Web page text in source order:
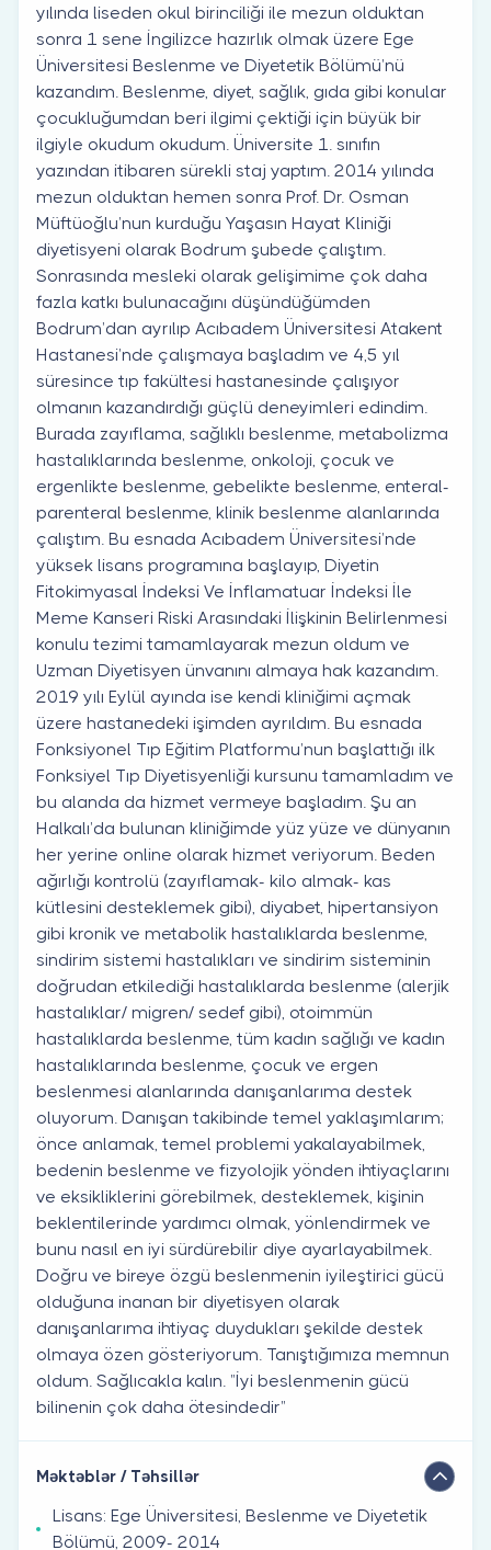
yılında liseden okul birinciliği ile mezun olduktan
sonra 1 sene İngilizce hazırlık olmak üzere Ege
Üniversitesi Beslenme ve Diyetetik Bölümü’nü
kazandım. Beslenme, diyet, sağlık, gıda gibi konular
çocukluğumdan beri ilgimi çektiği için büyük bir
ilgiyle okudum okudum. Üniversite 1. sınıfın
yazından itibaren sürekli staj yaptım. 2014 yılında
mezun olduktan hemen sonra Prof. Dr. Osman
Müftüoğlu’nun kurduğu Yaşasın Hayat Kliniği
diyetisyeni olarak Bodrum şubede çalıştım.
Sonrasında mesleki olarak gelişimime çok daha
fazla katkı bulunacağını düşündüğümden
Bodrum’dan ayrılıp Acıbadem Üniversitesi Atakent
Hastanesi’nde çalışmaya başladım ve 4,5 yıl
süresince tıp fakültesi hastanesinde çalışıyor
olmanın kazandırdığı güçlü deneyimleri edindim.
Burada zayıflama, sağlıklı beslenme, metabolizma
hastalıklarında beslenme, onkoloji, çocuk ve
ergenlikte beslenme, gebelikte beslenme, enteral-
parenteral beslenme, klinik beslenme alanlarında
çalıştım. Bu esnada Acıbadem Üniversitesi’nde
yüksek lisans programına başlayıp, Diyetin
Fitokimyasal İndeksi Ve İnflamatuar İndeksi İle
Meme Kanseri Riski Arasındaki İlişkinin Belirlenmesi
konulu tezimi tamamlayarak mezun oldum ve
Uzman Diyetisyen ünvanını almaya hak kazandım.
2019 yılı Eylül ayında ise kendi kliniğimi açmak
üzere hastanedeki işimden ayrıldım. Bu esnada
Fonksiyonel Tıp Eğitim Platformu’nun başlattığı ilk
Fonksiyel Tıp Diyetisyenliği kursunu tamamladım ve
bu alanda da hizmet vermeye başladım. Şu an
Halkalı’da bulunan kliniğimde yüz yüze ve dünyanın
her yerine online olarak hizmet veriyorum. Beden
ağırlığı kontrolü (zayıflamak- kilo almak- kas
kütlesini desteklemek gibi), diyabet, hipertansiyon
gibi kronik ve metabolik hastalıklarda beslenme,
sindirim sistemi hastalıkları ve sindirim sisteminin
doğrudan etkilediği hastalıklarda beslenme (alerjik
hastalıklar/ migren/ sedef gibi), otoimmün
hastalıklarda beslenme, tüm kadın sağlığı ve kadın
hastalıklarında beslenme, çocuk ve ergen
beslenmesi alanlarında danışanlarıma destek
oluyorum. Danışan takibinde temel yaklaşımlarım;
önce anlamak, temel problemi yakalayabilmek,
bedenin beslenme ve fizyolojik yönden ihtiyaçlarını
ve eksikliklerini görebilmek, desteklemek, kişinin
beklentilerinde yardımcı olmak, yönlendirmek ve
bunu nasıl en iyi sürdürebilir diye ayarlayabilmek.
Doğru ve bireye özgü beslenmenin iyileştirici gücü
olduğuna inanan bir diyetisyen olarak
danışanlarıma ihtiyaç duydukları şekilde destek
olmaya özen gösteriyorum. Tanıştığımıza memnun
oldum. Sağlıcakla kalın. ”İyi beslenmenin gücü
bilinenin çok daha ötesindedir”
Məktəblər / Təhsillər
Lisans: Ege Üniversitesi, Beslenme ve Diyetetik
Bölümü, 2009- 2014